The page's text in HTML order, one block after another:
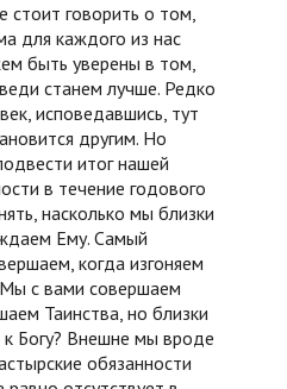
стоит говорить о том,
для каждого из нас
быть уверены в том,
станем лучше. Редко
исповедавшись, тут
другим. Но
итог нашей
в течение годового
насколько мы близки
Ему. Самый
когда изгоняем
Мы с вами совершаем
Таинства, но близки
Богу? Внешне мы вроде
обязанности